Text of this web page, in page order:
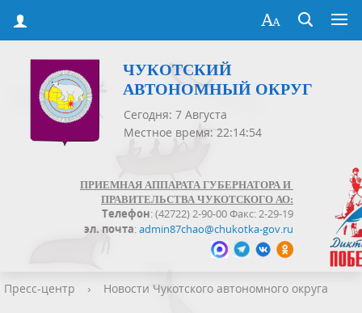
ЧУКОТСКИЙ
АВТОНОМНЫЙ ОКРУГ
Сегодня: 7 Августа
Местное время: 22:14:54
ПРИЕМНАЯ АППАРАТА ГУБЕРНАТОРА И
ПРАВИТЕЛЬСТВА ЧУКОТСКОГО АО:
Телефон: (42722) 2-90-00 Факс: 2-29-19
эл. почта:admin87chao@chukotka-gov.ru
Пресс-центр › Новости Чукотского автономного округа